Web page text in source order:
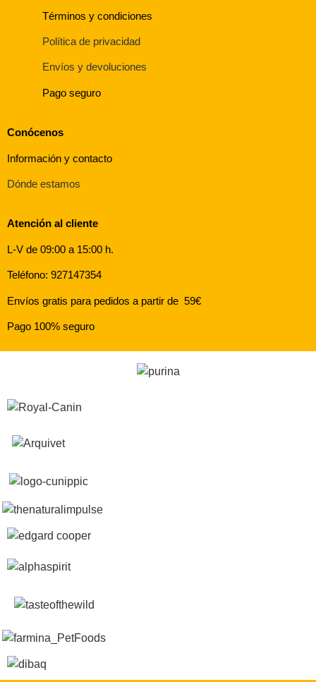
Términos y condiciones
Política de privacidad
Envíos y devoluciones
Pago seguro
Conócenos
Información y contacto
Dónde estamos
Atención al cliente
L-V de 09:00 a 15:00 h.
Teléfono: 927147354
Envíos gratis para pedidos a partir de 59€
Pago 100% seguro